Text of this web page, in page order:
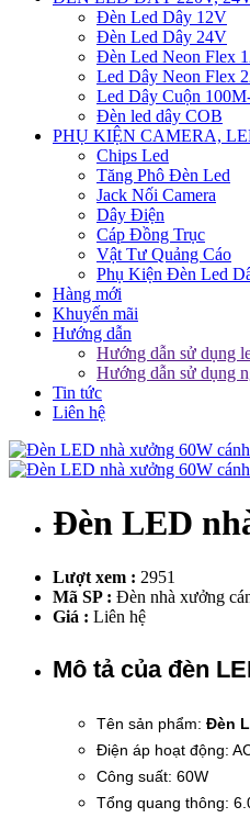
Đèn Led Dây 12V
Đèn Led Dây 24V
Đèn Led Neon Flex
Led Dây Neon Flex
Led Dây Cuộn
Đèn led dây COB
PHỤ KIỆN CAMERA,
Chips Led
Tăng Phô Đèn Led
Jack Nối Camera
Dây Điện
Cáp Đồng Trục
Vật Tư Quảng Cáo
Phụ Kiện Đèn Led
Hàng mới
Khuyến mãi
Hướng dẫn
Hướng dẫn sử dụng
Hướng dẫn sử dụng
Tin tức
Liên hệ
Đèn LED
Lượt xem : 2951
Mã SP : Đèn nhà xưởng
Giá : Liên hệ
Mô tả của đèn
Tên sản phẩm: Đèn
Điện áp hoạt động:
Công suất: 60W
Tổng quang thông: